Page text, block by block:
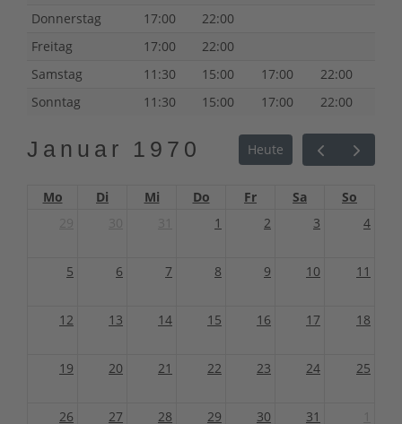
Donnerstag
17:00
22:00
Freitag
17:00
22:00
Samstag
11:30 15:00 17:00
22:00
Sonntag
11:30 15:00 17:00 22:00
Januar 1970 Heute
Mo Di Mi Do Fr Sa
So
1 2 3 4
5 6 7 8 9 10 11
12 13 14 15 16 17 18
19 20 21 22 23 24 25
26 27 28 29 30 31